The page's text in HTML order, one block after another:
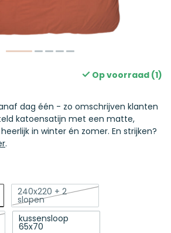
Op voorraad (1)
dag één - zo omschrijven klanten
katoensatijn met een matte,
in winter én zomer. En strijken?
.
240x220 + 2
slopen
kussensloop
65x70